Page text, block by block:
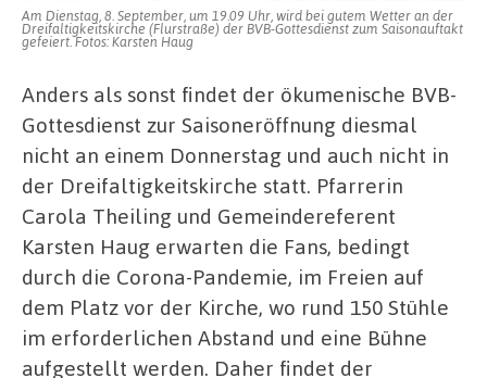
Am Dienstag, 8. September, um 19.09 Uhr, wird bei gutem Wetter an der
Dreifaltigkeitskirche (Flurstraße) der BVB-Gottesdienst zum Saisonauftakt
gefeiert. Fotos: Karsten Haug
Anders als sonst findet der ökumenische BVB-
Gottesdienst zur Saisoneröffnung diesmal
nicht an einem Donnerstag und auch nicht in
der Dreifaltigkeitskirche statt. Pfarrerin
Carola Theiling und Gemeindereferent
Karsten Haug erwarten die Fans, bedingt
durch die Corona-Pandemie, im Freien auf
dem Platz vor der Kirche, wo rund 150 Stühle
im erforderlichen Abstand und eine Bühne
aufgestellt werden. Daher findet der